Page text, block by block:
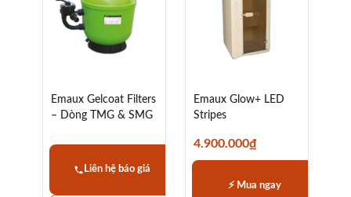
Emaux Gelcoat Filters
– Dòng TMG & SMG
Liên hệ báo giá
Emaux Glow+ LED
Stripes
4.900.000₫
⚡ Mua ngay